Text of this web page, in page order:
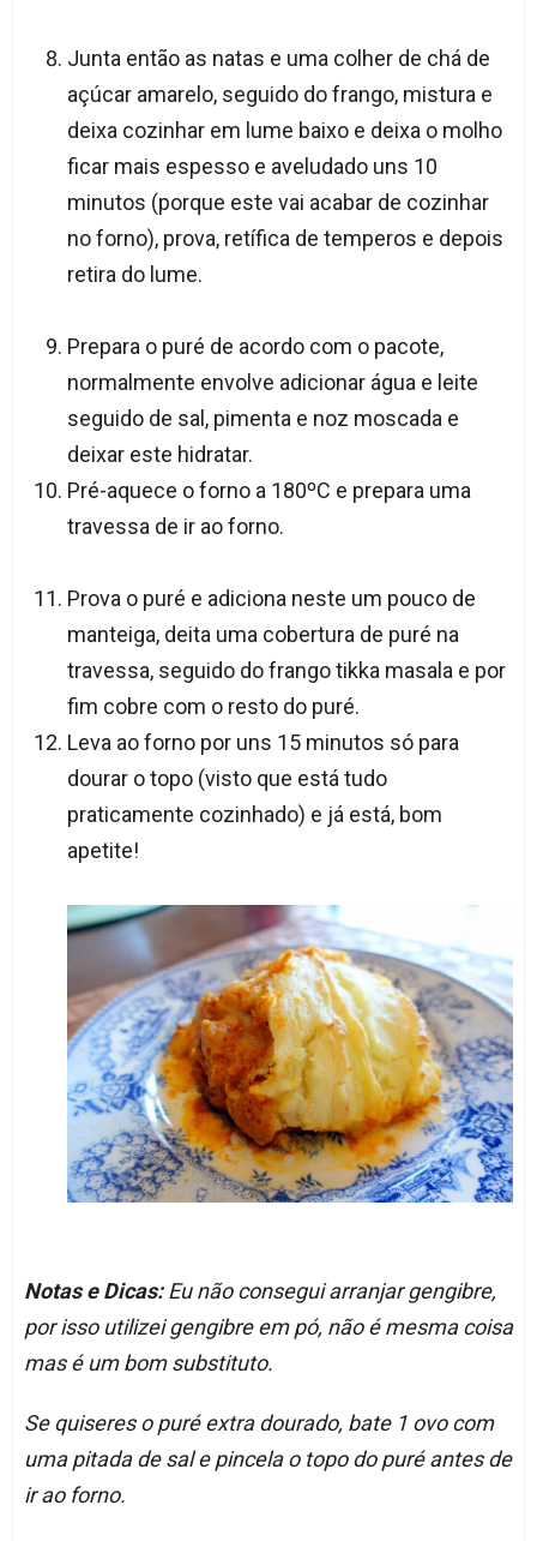
Junta então as natas e uma colher de chá de
açúcar amarelo, seguido do frango, mistura e
deixa cozinhar em lume baixo e deixa o molho
ficar mais espesso e aveludado uns 10
minutos (porque este vai acabar de cozinhar
no forno), prova, retífica de temperos e depois
retira do lume.
Prepara o puré de acordo com o pacote,
normalmente envolve adicionar água e leite
seguido de sal, pimenta e noz moscada e
deixar este hidratar.
Pré-aquece o forno a 180ºC e prepara uma
travessa de ir ao forno.
Prova o puré e adiciona neste um pouco de
manteiga, deita uma cobertura de puré na
travessa, seguido do frango tikka masala e por
fim cobre com o resto do puré.
Leva ao forno por uns 15 minutos só para
dourar o topo (visto que está tudo
praticamente cozinhado) e já está, bom
apetite!
Notas e Dicas:Eu não consegui arranjar gengibre,
por isso utilizei gengibre em pó, não é mesma coisa
mas é um bom substituto.
Se quiseres o puré extra dourado, bate 1 ovo com
uma pitada de sal e pincela o topo do puré antes de
ir ao forno.